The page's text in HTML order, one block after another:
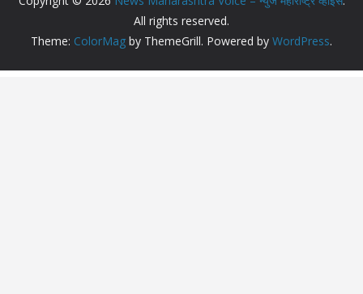
All rights reserved.
Theme: ColorMag by ThemeGrill. Powered by WordPress.